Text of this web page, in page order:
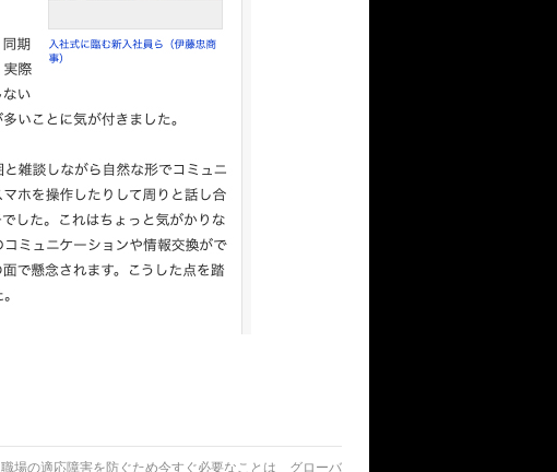
職場の適応障害を防ぐため今すぐ必要なことは グローバ